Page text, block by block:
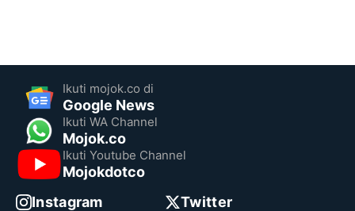
Ikuti mojok.co di
Google News
Ikuti WA Channel
Mojok.co
Ikuti Youtube Channel
Mojokdotco
Instagram
Twitter